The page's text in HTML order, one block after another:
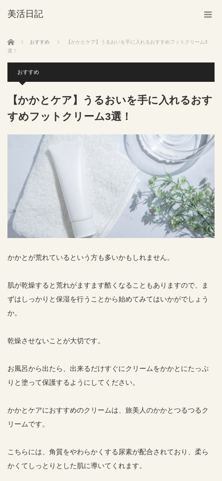
美活日記
ホーム おすすめ
【かかとケア】うるおいを手に入れるおすすめフットクリーム3
選！
おすすめ
【かかとケア】うるおいを手に入れるおす
すめフットクリーム3選！
かかとが荒れているという方も多いかもしれません。
肌が乾燥すると荒れがますます酷くなることもありますので、ま
ずはしっかりと保湿を行うことから始めてみてはいかがでしょう
か。
乾燥させないことが大切です。
お風呂から出たら、出来るだけすぐにクリームをかかとにたっぷ
りと塗って保護するようにしてください。
かかとケアにおすすめのクリームは、旅美人のかかとつるつるク
リームです。
こちらには、角質をやわらかくする尿素が配合されており、柔ら
かくてしっとりとした肌に導いてくれます。